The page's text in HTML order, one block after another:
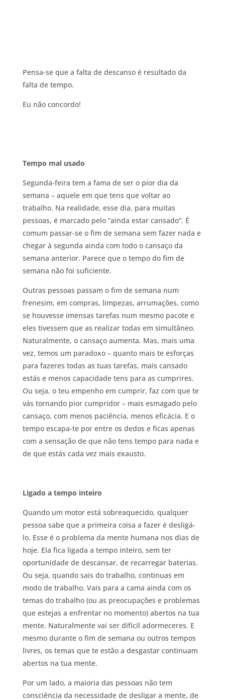
Pensa-se que a falta de descanso é resultado da
falta de tempo.
Eu não concordo!
Tempo mal usado
Segunda-feira tem a fama de ser o pior dia da
semana – aquele em que tens que voltar ao
trabalho. Na realidade, esse dia, para muitas
pessoas, é marcado pelo “ainda estar cansado”. É
comum passar-se o fim de semana sem fazer nada e
chegar à segunda ainda com todo o cansaço da
semana anterior. Parece que o tempo do fim de
semana não foi suficiente.
Outras pessoas passam o fim de semana num
frenesim, em compras, limpezas, arrumações, como
se houvesse imensas tarefas num mesmo pacote e
eles tivessem que as realizar todas em simultâneo.
Naturalmente, o cansaço aumenta. Mas, mais uma
vez, temos um paradoxo – quanto mais te esforças
para fazeres todas as tuas tarefas, mais cansado
estás e menos capacidade tens para as cumprires.
Ou seja, o teu empenho em cumprir, faz com que te
vás tornando pior cumpridor – mais esmagado pelo
cansaço, com menos paciência, menos eficácia. E o
tempo escapa-te por entre os dedos e ficas apenas
com a sensação de que não tens tempo para nada e
de que estás cada vez mais exausto.
Ligado a tempo inteiro
Quando um motor está sobreaquecido, qualquer
pessoa sabe que a primeira coisa a fazer é desligá-
lo. Esse é o problema da mente humana nos dias de
hoje. Ela fica ligada a tempo inteiro, sem ter
oportunidade de descansar, de recarregar baterias.
Ou seja, quando sais do trabalho, continuas em
modo de trabalho. Vais para a cama ainda com os
temas do trabalho (ou as preocupações e problemas
que estejas a enfrentar no momento) abertos na tua
mente. Naturalmente vai ser difícil adormeceres. E
mesmo durante o fim de semana ou outros tempos
livres, os temas que te estão a desgastar continuam
abertos na tua mente.
Por um lado, a maioria das pessoas não tem
consciência da necessidade de desligar a mente, de